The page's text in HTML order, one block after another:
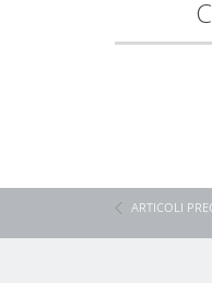
ARTICOLI